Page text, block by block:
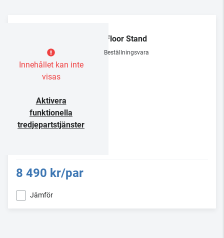
Innehållet kan inte
visas
Aktivera
funktionella
tredjepartstjänster
S3 Floor Stand
Beställningsvara
8 490 kr/par
Jämför